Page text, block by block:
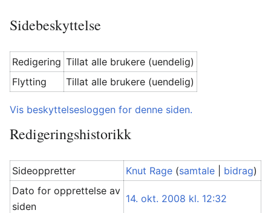
Sidebeskyttelse
Redigering Tillat alle brukere (uendelig)
Flytting
Tillat alle brukere (uendelig)
Vis beskyttelsesloggen for denne siden.
Redigeringshistorikk
Sideoppretter Knut Rage (samtale bidrag)
Dato for opprettelse av
siden
14. okt. 2008 kl. 12:32